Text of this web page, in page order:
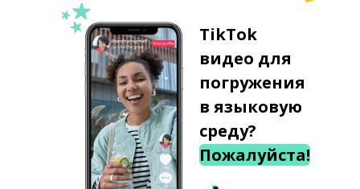
TikTok
видео для
погружения
в языковую
среду?
Пожалуйста!